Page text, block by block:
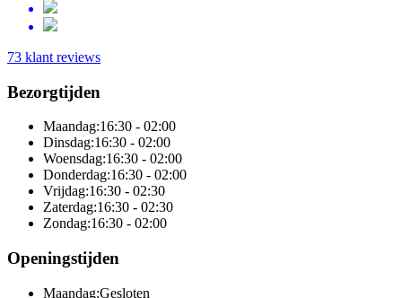
73 klant reviews
Bezorgtijden
Maandag:16:30 - 02:00
Dinsdag:16:30 - 02:00
Woensdag:16:30 - 02:00
Donderdag:16:30 - 02:00
Vrijdag:16:30 - 02:30
Zaterdag:16:30 - 02:30
Zondag:16:30 - 02:00
Openingstijden
Maandag:Gesloten